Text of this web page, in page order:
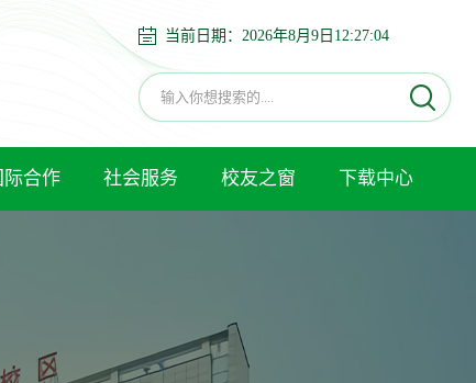
当前日期： 2026年8月9日12:27:05
际合作 社会服务 校友之窗 下载中心